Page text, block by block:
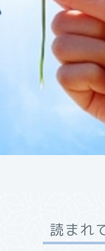
読まれ